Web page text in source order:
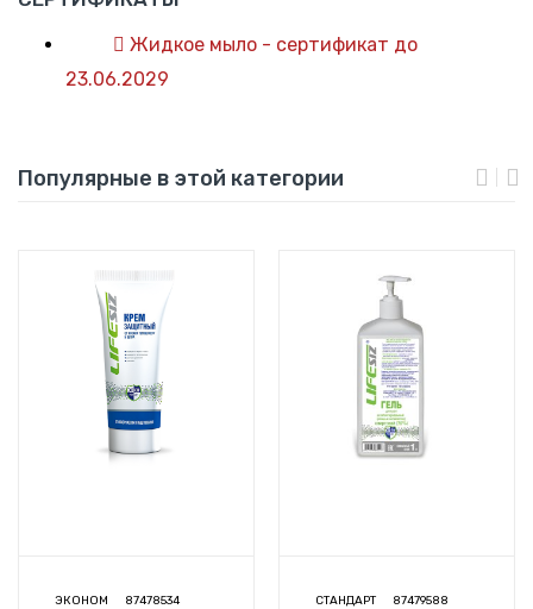
Жидкое мыло - сертификат до
23.06.2029
Популярные в этой категории
ЭКОНОМ 87478534 СТАНДАРТ 87479588